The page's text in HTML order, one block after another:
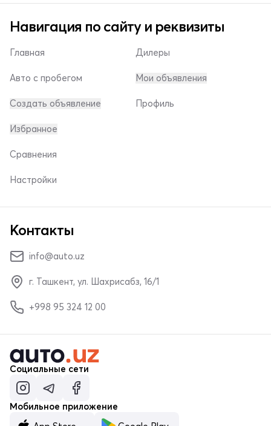
Навигация по сайту и реквизиты
Главная
Авто с пробегом
Создать объявление
Дилеры
Мои объявления
Профиль
Избранное
Сравнения
Настройки
Контакты
info@auto.uz
г. Ташкент, ул. Шахрисабз, 16/1
+998 95 324 12 00
Социальные сети
Мобильное приложение